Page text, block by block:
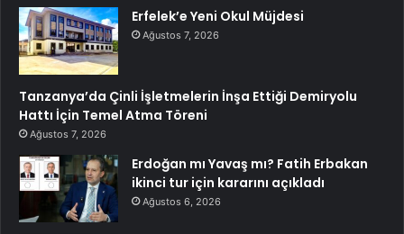
Erfelek’e Yeni Okul Müjdesi
Ağustos 7, 2026
Tanzanya’da Çinli İşletmelerin İnşa Ettiği Demiryolu
Hattı İçin Temel Atma Töreni
Ağustos 7, 2026
Erdoğan mı Yavaş mı? Fatih Erbakan
ikinci tur için kararını açıkladı
Ağustos 6, 2026